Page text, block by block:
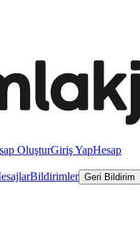
OluşturGiriş YapHesap
Bildirimler Geri Bildirim